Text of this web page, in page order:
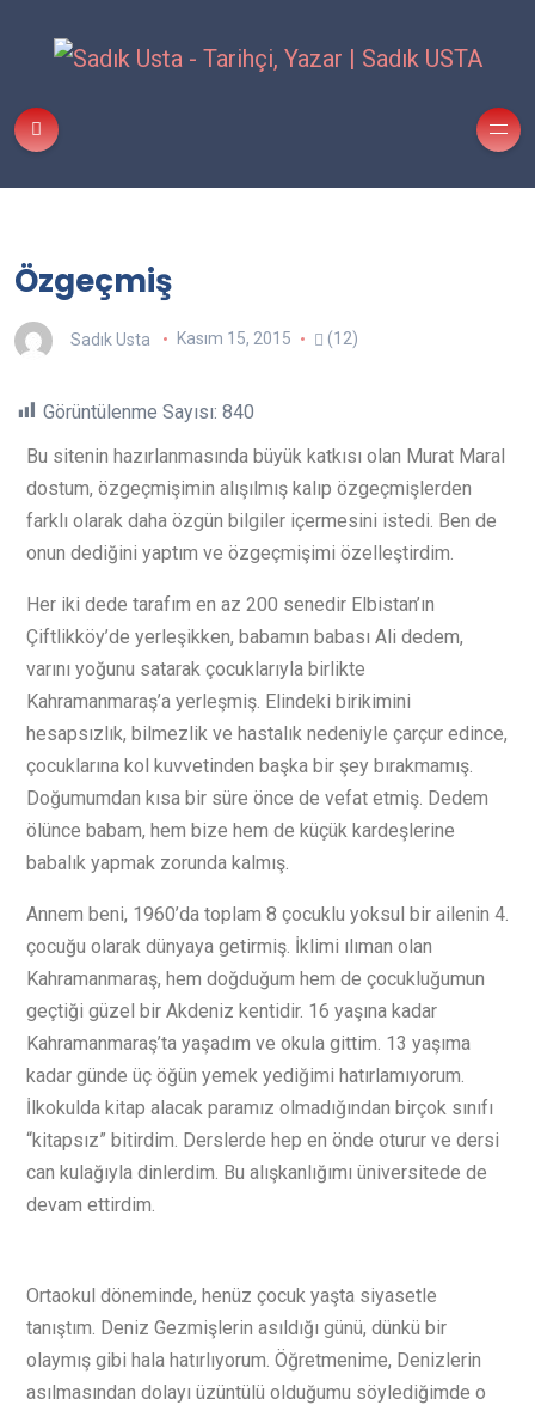
Özgeçmiş
Sadık Usta Kasım 15, 2015 (12)
Görüntülenme Sayısı: 840
Bu sitenin hazırlanmasında büyük katkısı olan Murat Maral
dostum, özgeçmişimin alışılmış kalıp özgeçmişlerden
farklı olarak daha özgün bilgiler içermesini istedi. Ben de
onun dediğini yaptım ve özgeçmişimi özelleştirdim.
Her iki dede tarafım en az 200 senedir Elbistan’ın
Çiftlikköy’de yerleşikken, babamın babası Ali dedem,
varını yoğunu satarak çocuklarıyla birlikte
Kahramanmaraş’a yerleşmiş. Elindeki birikimini
hesapsızlık, bilmezlik ve hastalık nedeniyle çarçur edince,
çocuklarına kol kuvvetinden başka bir şey bırakmamış.
Doğumumdan kısa bir süre önce de vefat etmiş. Dedem
ölünce babam, hem bize hem de küçük kardeşlerine
babalık yapmak zorunda kalmış.
Annem beni, 1960’da toplam 8 çocuklu yoksul bir ailenin 4.
çocuğu olarak dünyaya getirmiş. İklimi ılıman olan
Kahramanmaraş, hem doğduğum hem de çocukluğumun
geçtiği güzel bir Akdeniz kentidir. 16 yaşına kadar
Kahramanmaraş’ta yaşadım ve okula gittim. 13 yaşıma
kadar günde üç öğün yemek yediğimi hatırlamıyorum.
İlkokulda kitap alacak paramız olmadığından birçok sınıfı
“kitapsız” bitirdim. Derslerde hep en önde oturur ve dersi
can kulağıyla dinlerdim. Bu alışkanlığımı üniversitede de
devam ettirdim.
Ortaokul döneminde, henüz çocuk yaşta siyasetle
tanıştım. Deniz Gezmişlerin asıldığı günü, dünkü bir
olaymış gibi hala hatırlıyorum. Öğretmenime, Denizlerin
asılmasından dolayı üzüntülü olduğumu söylediğimde o